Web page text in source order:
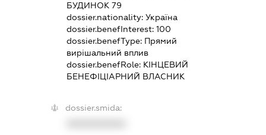
БУДИНОК 79
dossier.nationality: Україна
dossier.benefInterest: 100
dossier.benefType: Прямий
вирішальний вплив
dossier.benefRole: КІНЦЕВИЙ
БЕНЕФІЦІАРНИЙ ВЛАСНИК
dossier.smida: